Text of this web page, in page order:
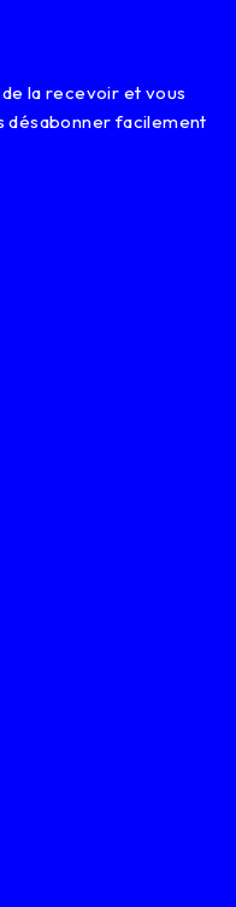
la recevoir et vous
désabonner facilement